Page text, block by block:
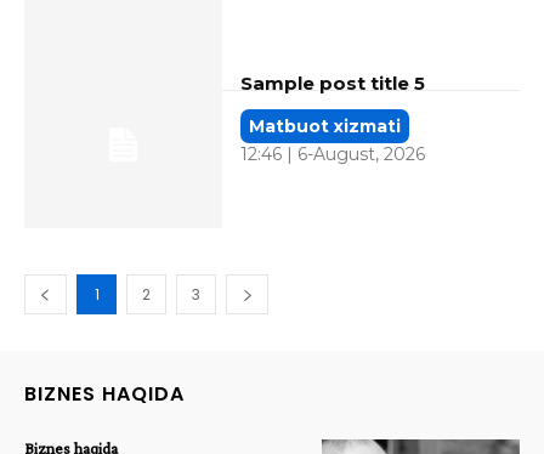
Sample post title 5
Matbuot xizmati
12:46 | 6-August, 2026
1 2 3
BIZNES HAQIDA
Biznes haqida